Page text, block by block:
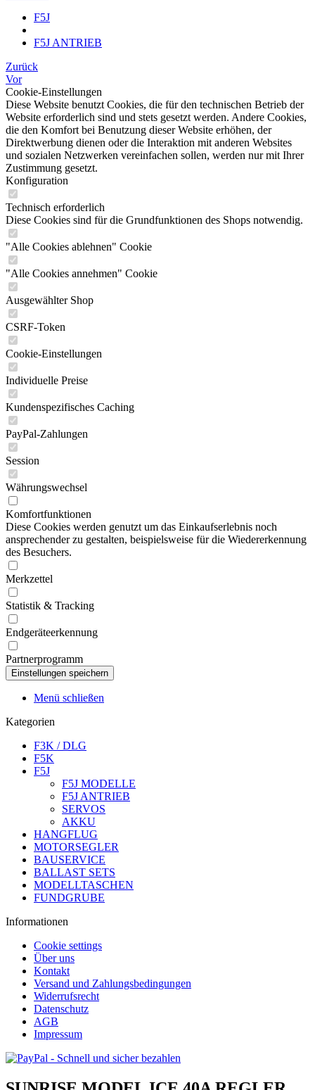
F5J
F5J ANTRIEB
Zurück
Vor
Cookie-Einstellungen
Diese Website benutzt Cookies, die für den technischen Betrieb der
Website erforderlich sind und stets gesetzt werden. Andere Cookies,
die den Komfort bei Benutzung dieser Website erhöhen, der
Direktwerbung dienen oder die Interaktion mit anderen Websites
und sozialen Netzwerken vereinfachen sollen, werden nur mit Ihrer
Zustimmung gesetzt.
Konfiguration
Technisch erforderlich
Diese Cookies sind für die Grundfunktionen des Shops notwendig.
"Alle Cookies ablehnen" Cookie
"Alle Cookies annehmen" Cookie
Ausgewählter Shop
CSRF-Token
Cookie-Einstellungen
Individuelle Preise
Kundenspezifisches Caching
PayPal-Zahlungen
Session
Währungswechsel
Komfortfunktionen
Diese Cookies werden genutzt um das Einkaufserlebnis noch
ansprechender zu gestalten, beispielsweise für die Wiedererkennung
des Besuchers.
Merkzettel
Statistik & Tracking
Endgeräteerkennung
Partnerprogramm
Menü schließen
Kategorien
F3K / DLG
F5K
F5J
F5J MODELLE
F5J ANTRIEB
SERVOS
AKKU
HANGFLUG
MOTORSEGLER
BAUSERVICE
BALLAST SETS
MODELLTASCHEN
FUNDGRUBE
Informationen
Cookie settings
Über uns
Kontakt
Versand und Zahlungsbedingungen
Widerrufsrecht
Datenschutz
AGB
Impressum